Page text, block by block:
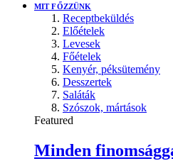
MIT FŐZZÜNK
Receptbeküldés
Előételek
Levesek
Főételek
Kenyér, péksütemény
Desszertek
Saláták
Szószok, mártások
Featured
Minden